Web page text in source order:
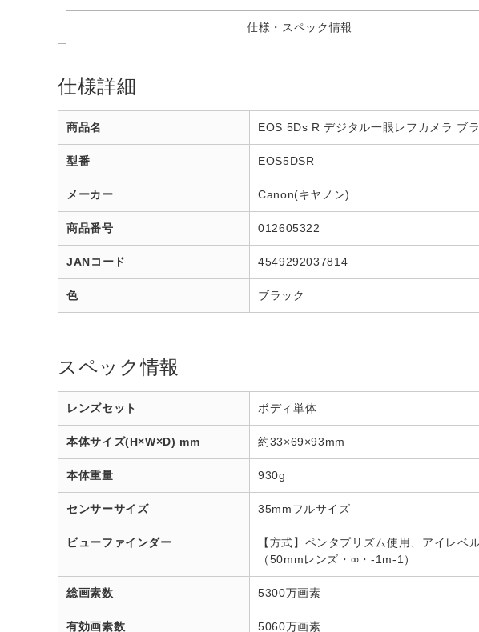
仕様・スペック情報
仕様詳細
商品名 EOS 5Ds R デジタル一眼レフカメラ ブ
型番 EOS5DSR
メーカー Canon(キヤノン)
商品番号 012605322
JANコード 4549292037814
色 ブラック
スペック情報
レンズセット ボディ単体
本体サイズ(H×W×D) mm 約33×69×93mm
本体重量 930g
センサーサイズ 35mmフルサイズ
ビューファインダー
【方式】ペンタプリズム使用、アイレ
（50mmレンズ・∞・-1m-1）
総画素数 5300万画素
有効画素数 5060万画素